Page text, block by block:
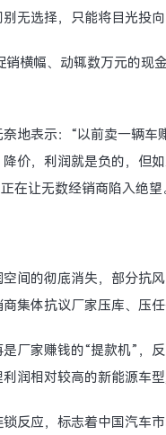
无选择，只能将目光投
横幅、动辄数万元的现
地表示：“以前卖一辆
价，利润就是负的，但
在让无数经销商陷入绝望
间的彻底消失，部分抗
集体抗议厂家压库、压任
厂家赚钱的“提款机”，
润相对较高的新能源车
反应，标志着中国汽车